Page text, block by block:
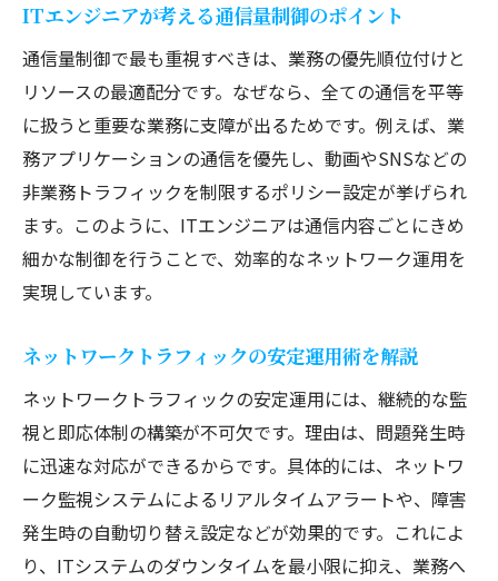
ITエンジニアが考える通信量制御のポイント
通信量制御で最も重視すべきは、業務の優先順位付けと
リソースの最適配分です。なぜなら、全ての通信を平等
に扱うと重要な業務に支障が出るためです。例えば、業
務アプリケーションの通信を優先し、動画やSNSなどの
非業務トラフィックを制限するポリシー設定が挙げられ
ます。このように、ITエンジニアは通信内容ごとにきめ
細かな制御を行うことで、効率的なネットワーク運用を
実現しています。
ネットワークトラフィックの安定運用術を解説
ネットワークトラフィックの安定運用には、継続的な監
視と即応体制の構築が不可欠です。理由は、問題発生時
に迅速な対応ができるからです。具体的には、ネットワ
ーク監視システムによるリアルタイムアラートや、障害
発生時の自動切り替え設定などが効果的です。これによ
り、ITシステムのダウンタイムを最小限に抑え、業務へ